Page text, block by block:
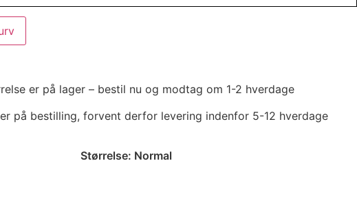
er på lager – bestil nu og modtag om 1-2 hverdage
på bestilling, forvent derfor levering indenfor 5-12 hverdage
Størrelse: Normal